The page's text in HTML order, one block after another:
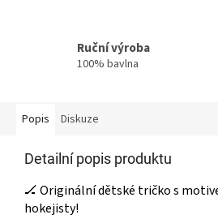
Ruční výroba
100% bavlna
Popis Diskuze
Detailní popis produktu
🏒 Originální dětské tričko s
hokejisty!